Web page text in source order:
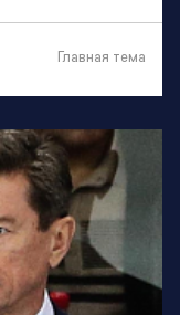
Главная тема